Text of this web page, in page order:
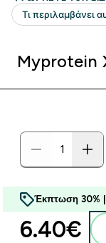
Myprotein
Έκπτωση 30% |
6.40€‎